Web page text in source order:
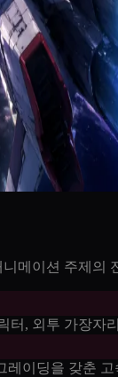
메이션 주제의
터, 외투 가장
레이딩을 갖춘